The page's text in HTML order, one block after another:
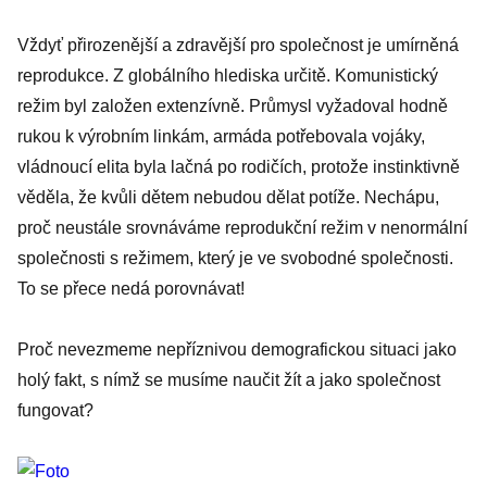
Vždyť přirozenější a zdravější pro společnost je umírněná
reprodukce. Z globálního hlediska určitě. Komunistický
režim byl založen extenzívně. Průmysl vyžadoval hodně
rukou k výrobním linkám, armáda potřebovala vojáky,
vládnoucí elita byla lačná po rodičích, protože instinktivně
věděla, že kvůli dětem nebudou dělat potíže. Nechápu,
proč neustále srovnáváme reprodukční režim v nenormální
společnosti s režimem, který je ve svobodné společnosti.
To se přece nedá porovnávat!
Proč nevezmeme nepříznivou demografickou situaci jako
holý fakt, s nímž se musíme naučit žít a jako společnost
fungovat?